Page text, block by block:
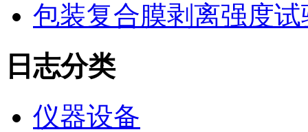
包装复合膜剥离强度
日志分类
仪器设备